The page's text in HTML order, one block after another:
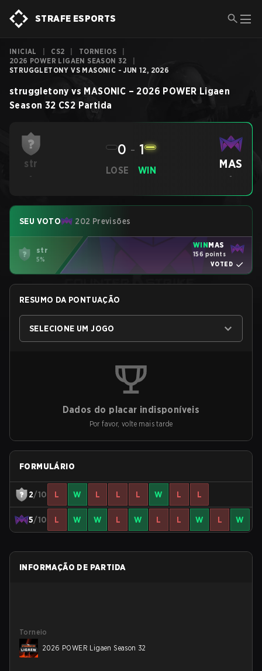
STRAFE ESPORTS
INICIAL CS2 TORNEIOS
2026 POWER LIGAEN SEASON 32
STRUGGLETONY VS MASONIC - JUN 12, 2026
struggletony vs MASONIC – 2026 POWER Ligaen
Season 32 CS2 Partida
str
-
LOSE
0 - 1
WIN MAS
-
SEU VOTO 202 Previsões
str
5%
WINMAS
156 points
VOTED
RESUMO DA PONTUAÇÃO
SELECIONE UM JOGO
Dados do placar indisponíveis
Por favor, volte mais tarde
FORMULÁRIO
2/10 L W L L L W L L
5/10 L W W L W L L W L W
INFORMAÇÃO DE PARTIDA
Torneio
2026 POWER Ligaen Season 32